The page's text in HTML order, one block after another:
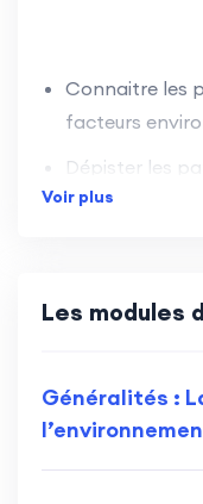
Connaitre les
facteurs
Dépister les
Identifier les
les populations
Voir plus
Les modules
Généralités :